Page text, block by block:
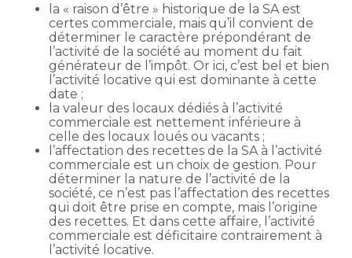
la « raison d’être » historique de la SA est
certes commerciale, mais qu’il convient de
déterminer le caractère prépondérant de
l’activité de la société au moment du fait
générateur de l’impôt. Or ici, c’est bel et bien
l’activité locative qui est dominante à cette
date ;
la valeur des locaux dédiés à l’activité
commerciale est nettement inférieure à
celle des locaux loués ou vacants ;
l’affectation des recettes de la SA à l’activité
commerciale est un choix de gestion. Pour
déterminer la nature de l’activité de la
société, ce n’est pas l’affectation des recettes
qui doit être prise en compte, mais l’origine
des recettes. Et dans cette affaire, l’activité
commerciale est déficitaire contrairement à
l’activité locative.